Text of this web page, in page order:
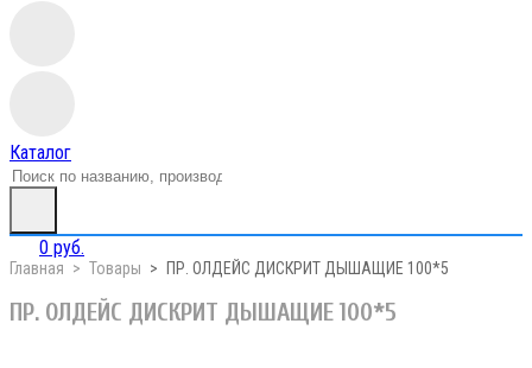
Каталог
0 руб.
Главная Товары ПР. ОЛДЕЙС ДИСКРИТ ДЫШАЩИЕ 100*5
ПР. ОЛДЕЙС ДИСКРИТ ДЫШАЩИЕ 100*5